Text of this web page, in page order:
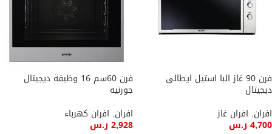
فرن 90 غاز البا استيل ايطالى
ديجيتال
افران, افران غاز
4,700 ر.س
فرن 60سم 16 وظيفة ديجيتال
جورنيه
افران, افران كهرباء
2,928 ر.س